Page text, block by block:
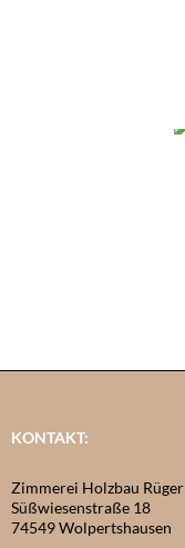
KONTAKT:
Zimmerei Holzbau Rüger
Süßwiesenstraße 18
74549 Wolpertshausen